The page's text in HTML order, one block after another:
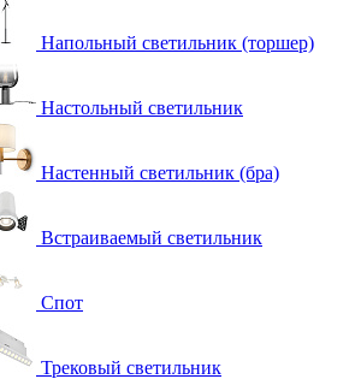
Напольный светильник (торшер)
Настольный светильник
Настенный светильник (бра)
Встраиваемый светильник
Спот
Трековый светильник